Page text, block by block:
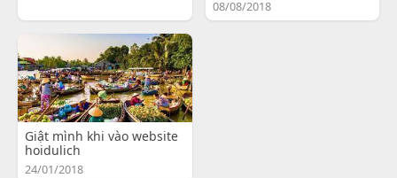
08/08/2018
Giật mình khi vào website
hoidulich
24/01/2018